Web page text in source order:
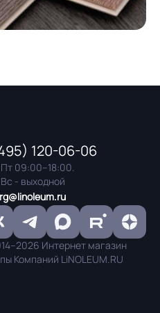
120-06-06
09:00–18:00.
- выходной
Интернет магазин
Компаний LiNOLEUM.RU